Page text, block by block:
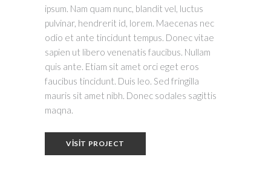
ipsum. Nam quam nunc, blandit vel, luctus
pulvinar, hendrerit id, lorem. Maecenas nec
odio et ante tincidunt tempus. Donec vitae
sapien ut libero venenatis faucibus. Nullam
quis ante. Etiam sit amet orci eget eros
faucibus tincidunt. Duis leo. Sed fringilla
mauris sit amet nibh. Donec sodales sagittis
maqna.
VISIT PROJECT